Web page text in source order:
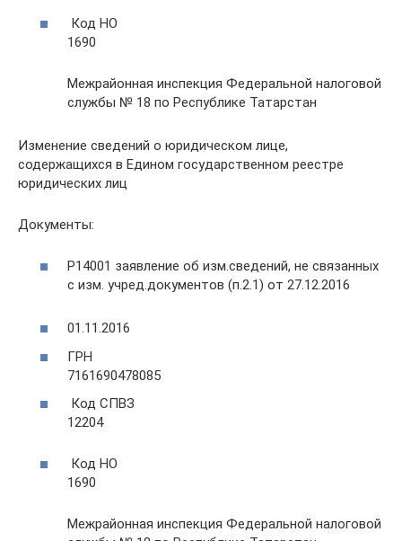
Код НО
1690
Межрайонная инспекция Федеральной налоговой
службы № 18 по Республике Татарстан
Изменение сведений о юридическом лице,
содержащихся в Едином государственном реестре
юридических лиц
Документы:
Р14001 заявление об изм.сведений, не связанных
с изм. учред.документов (п.2.1) от 27.12.2016
01.11.2016
ГРН
7161690478085
Код СПВЗ
12204
Код НО
1690
Межрайонная инспекция Федеральной налоговой